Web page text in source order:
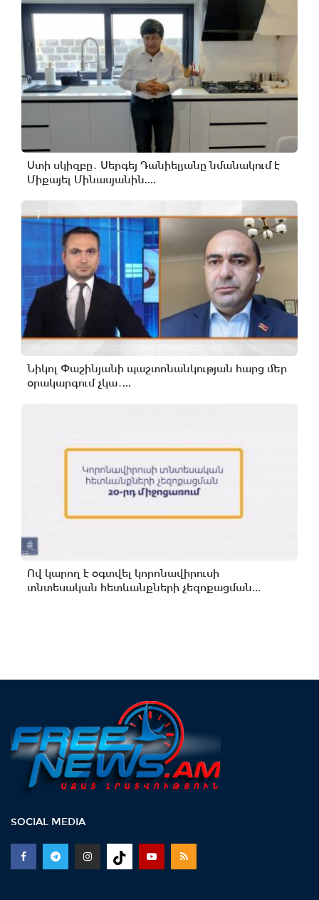
Ստի սկիզբը․ Սերգեյ Դանիելյանը նմանակում է
Միքայել Մինասյանին....
Նիկոլ Փաշինյանի պաշտոնանկության հարց մեր
օրակարգում չկա․...
Ով կարող է օգտվել կորոնավիրուսի
տնտեսական հետևանքների չեզոքացման...
SOCIAL MEDIA